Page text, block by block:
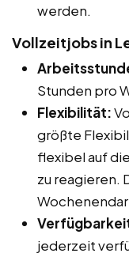
werden.
Vollzeitjobs in
Stunden pro
Flexibilität:
größte
flexibel auf
zu reagieren.
jederzeit